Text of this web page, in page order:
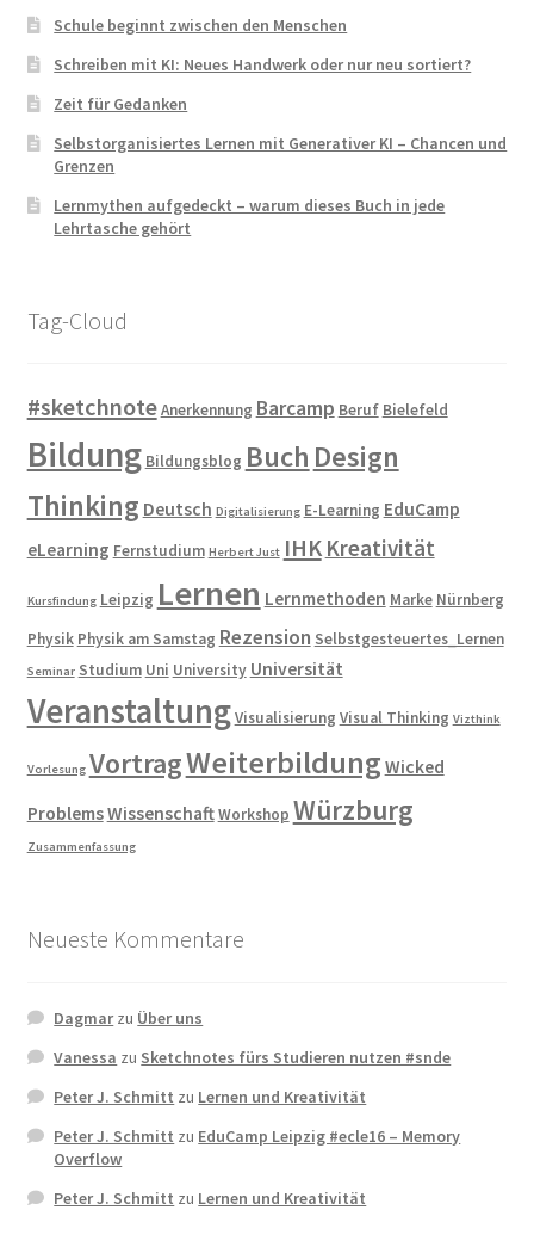
Schule beginnt zwischen den Menschen
Schreiben mit KI: Neues Handwerk oder nur neu sortiert?
Zeit für Gedanken
Selbstorganisiertes Lernen mit Generativer KI – Chancen und
Grenzen
Lernmythen aufgedeckt – warum dieses Buch in jede
Lehrtasche gehört
Tag-Cloud
#sketchnoteAnerkennung Barcamp Beruf Bielefeld
Bildung Bildungsblog Buch Design
Thinking Deutsch Digitalisierung E-Learning EduCamp
eLearning Fernstudium Herbert Just IHK Kreativität
Kursfindung Leipzig Lernen Lernmethoden Marke Nürnberg
Physik Physik am Samstag Rezension Selbstgesteuertes_Lernen
Seminar Studium Uni University Universität
VeranstaltungVisualisierung Visual Thinking Vizthink
Vorlesung VortragWeiterbildung Wicked
ProblemsWissenschaftWorkshop Würzburg
Zusammenfassung
Neueste Kommentare
Dagmarzu Über uns
Vanessa zu Sketchnotes fürs Studieren nutzen #snde
Peter J. Schmitt zu Lernen und Kreativität
Peter J. Schmitt zu EduCamp Leipzig #ecle16 – Memory
Overflow
Peter J. Schmitt zu Lernen und Kreativität